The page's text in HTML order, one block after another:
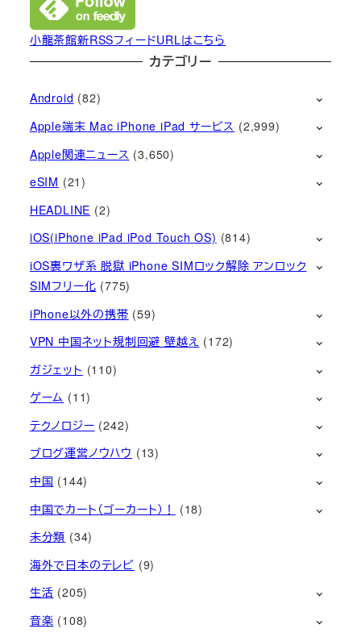
小龍茶館新RSSフィードURLはこちら
カテゴリー
Android (82)
Apple端末 Mac iPhone iPad サービス (2,999)
Apple関連ニュース (3,650)
eSIM (21)
HEADLINE (2)
iOS(iPhone iPad iPod Touch OS) (814)
iOS裏ワザ系 脱獄 iPhone SIMロック解除 アンロック
SIMフリー化 (775)
iPhone以外の携帯 (59)
VPN 中国ネット規制回避 壁越え (172)
ガジェット (110)
ゲーム (11)
テクノロジー (242)
ブログ運営ノウハウ (13)
中国 (144)
中国でカート（ゴーカート）！
(18)
未分類 (34)
海外で日本のテレビ (9)
生活 (205)
音楽 (108)